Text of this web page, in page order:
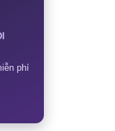
phí